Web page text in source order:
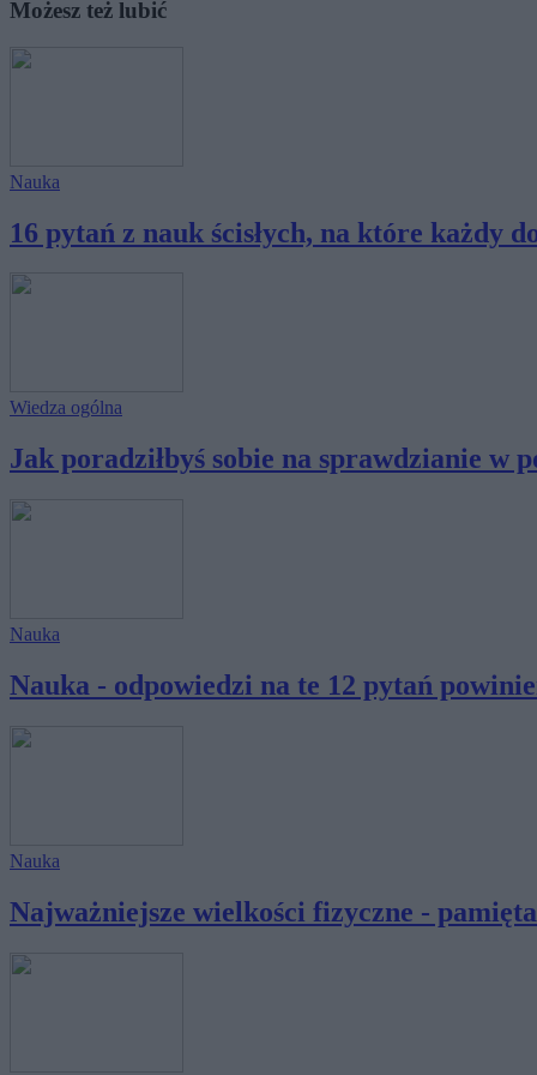
Możesz też lubić
Nauka
16 pytań z nauk ścisłych, na które każdy
Wiedza ogólna
Jak poradziłbyś sobie na sprawdzianie w
Nauka
Nauka - odpowiedzi na te 12 pytań
Nauka
Najważniejsze wielkości fizyczne -